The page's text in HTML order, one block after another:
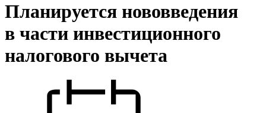
Планируется нововведения
в части инвестиционного
налогового вычета